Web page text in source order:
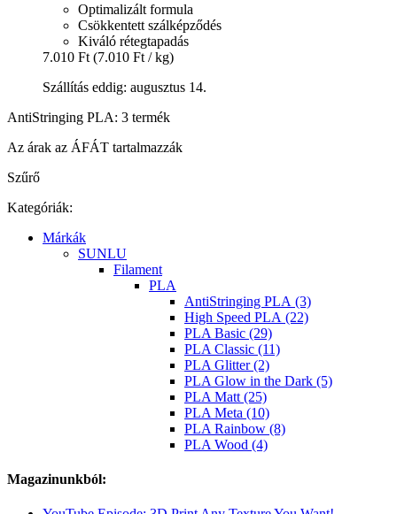
Optimalizált formula
Csökkentett szálképződés
Kiváló rétegtapadás
7.010 Ft (7.010 Ft / kg)
Szállítás eddig: augusztus 14.
AntiStringing PLA: 3 termék
Az árak az ÁFÁT tartalmazzák
Szűrő
Kategóriák:
Márkák
SUNLU
Filament
PLA
AntiStringing PLA (3)
High Speed PLA (22)
PLA Basic (29)
PLA Classic (11)
PLA Glitter (2)
PLA Glow in the Dark (5)
PLA Matt (25)
PLA Meta (10)
PLA Rainbow (8)
PLA Wood (4)
Magazinunkból: